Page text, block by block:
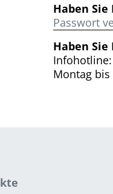
Haben Sie
Passwort
Haben Sie
Infohotline:
Montag bis